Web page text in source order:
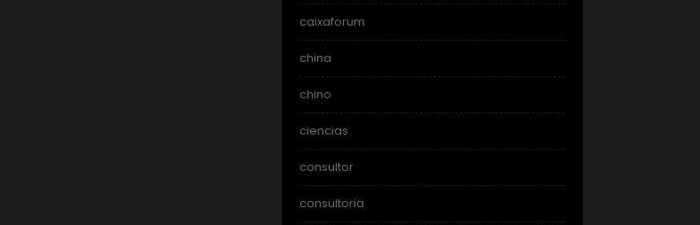
caixaforum
china
chino
ciencias
consultor
consultoria